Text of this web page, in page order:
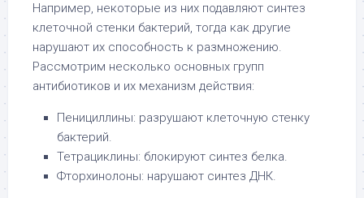
Например, некоторые из них подавляют синтез
клеточной стенки бактерий, тогда как другие
нарушают их способность к размножению.
Рассмотрим несколько основных групп
антибиотиков и их механизм действия:
Пенициллины: разрушают клеточную стенку
бактерий.
Тетрациклины: блокируют синтез белка.
Фторхинолоны: нарушают синтез ДНК.